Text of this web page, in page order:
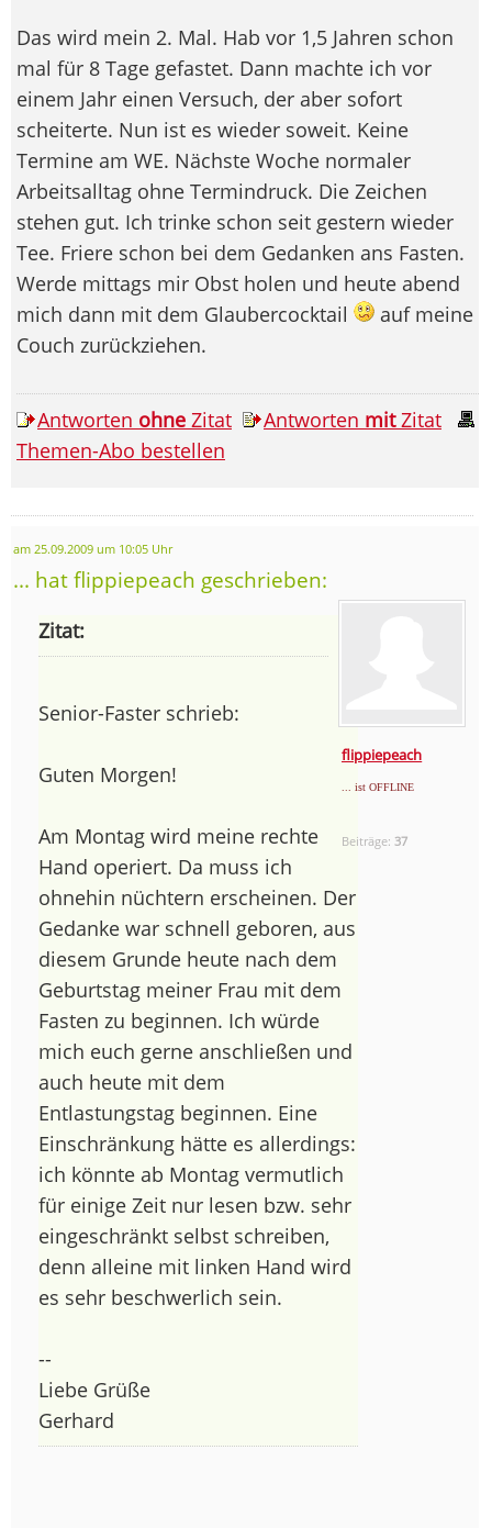
Das wird mein 2. Mal. Hab vor 1,5 Jahren schon
mal für 8 Tage gefastet. Dann machte ich vor
einem Jahr einen Versuch, der aber sofort
scheiterte. Nun ist es wieder soweit. Keine
Termine am WE. Nächste Woche normaler
Arbeitsalltag ohne Termindruck. Die Zeichen
stehen gut. Ich trinke schon seit gestern wieder
Tee. Friere schon bei dem Gedanken ans Fasten.
Werde mittags mir Obst holen und heute abend
mich dann mit dem Glaubercocktail
auf meine
Couch zurückziehen.
Antworten ohne Zitat Antworten mitZitat
Themen-Abo bestellen
am 25.09.2009 um 10:05 Uhr
... hat flippiepeach geschrieben:
flippiepeach
... ist OFFLINE
Beiträge:37
Zitat:
Senior-Faster schrieb:
Guten Morgen!
Am Montag wird meine rechte
Hand operiert. Da muss ich
ohnehin nüchtern erscheinen. Der
Gedanke war schnell geboren, aus
diesem Grunde heute nach dem
Geburtstag meiner Frau mit dem
Fasten zu beginnen. Ich würde
mich euch gerne anschließen und
auch heute mit dem
Entlastungstag beginnen. Eine
Einschränkung hätte es allerdings:
ich könnte ab Montag vermutlich
für einige Zeit nur lesen bzw. sehr
eingeschränkt selbst schreiben,
denn alleine mit linken Hand wird
es sehr beschwerlich sein.
--
Liebe Grüße
Gerhard